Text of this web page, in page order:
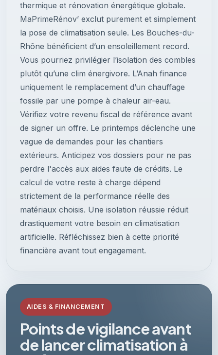
thermique et rénovation énergétique globale.
MaPrimeRénov’ exclut purement et simplement
la pose de climatisation seule. Les Bouches-du-
Rhône bénéficient d’un ensoleillement record.
Vous pourriez privilégier l’isolation des combles
plutôt qu’une clim énergivore. L’Anah finance
uniquement le remplacement d’un chauffage
fossile par une pompe à chaleur air-eau.
Vérifiez votre revenu fiscal de référence avant
de signer un offre. Le printemps déclenche une
vague de demandes pour les chantiers
extérieurs. Anticipez vos dossiers pour ne pas
perdre l'accès aux aides faute de crédits. Le
calcul de votre reste à charge dépend
strictement de la performance réelle des
matériaux choisis. Une isolation réussie réduit
drastiquement votre besoin en climatisation
artificielle. Réfléchissez bien à cette priorité
financière avant tout engagement.
AIDES & FINANCEMENT
Points de vigilance avant
de lancer climatisation à